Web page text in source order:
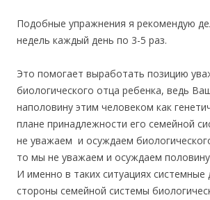
Подобные упражнения я рекомендую
недель каждый день по 3-5 раз.
Это помогает выработать позицию
биологического отца ребенка, ведь
наполовину этим человеком как
плане принадлежности его семейной
не уважаем и осуждаем
то мы не уважаем и осуждаем
И именно в таких ситуациях системные
стороны семейной системы